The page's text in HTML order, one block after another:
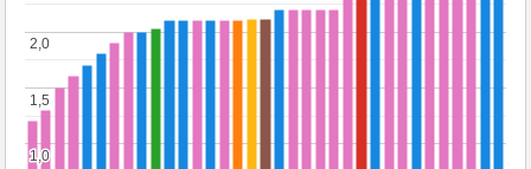
1,0
1,0
1,5
1,5
2,0
2,0